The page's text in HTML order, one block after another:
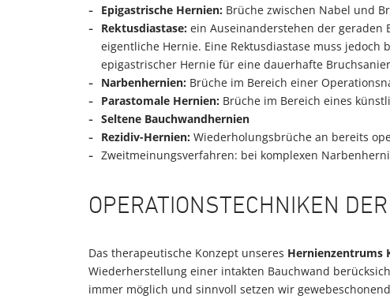
Epigastrische Hernien: Brüche zwischen Nabel und
Rektusdiastase: ein Auseinanderstehen der geraden
eigentliche Hernie. Eine Rektusdiastase muss
epigastrischer Hernie für eine dauerhafte
Narbenhernien: Brüche im Bereich einer
Parastomale Hernien: Brüche im Bereich eines
Seltene Bauchwandhernien
Rezidiv-Hernien: Wiederholungsbrüche an bereits
Zweitmeinungsverfahren: bei komplexen
OPERATIONSTECHNIKEN
Das therapeutische Konzept unseres Hernienzentrums
Wiederherstellung einer intakten Bauchwand
immer möglich und sinnvoll setzen wir